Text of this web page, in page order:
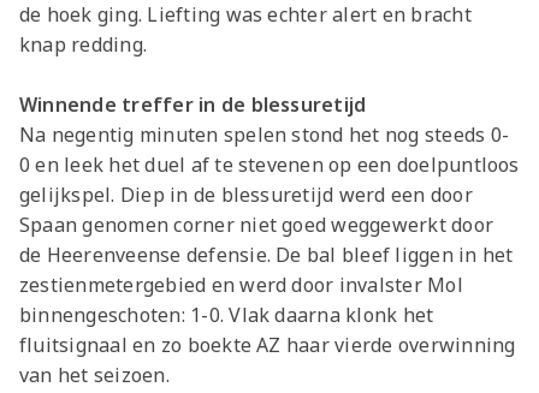
de hoek ging. Liefting was echter alert en bracht
knap redding.
Winnende treffer in de blessuretijd
Na negentig minuten spelen stond het nog steeds 0-
0 en leek het duel af te stevenen op een doelpuntloos
gelijkspel. Diep in de blessuretijd werd een door
Spaan genomen corner niet goed weggewerkt door
de Heerenveense defensie. De bal bleef liggen in het
zestienmetergebied en werd door invalster Mol
binnengeschoten: 1-0. Vlak daarna klonk het
fluitsignaal en zo boekte AZ haar vierde overwinning
van het seizoen.